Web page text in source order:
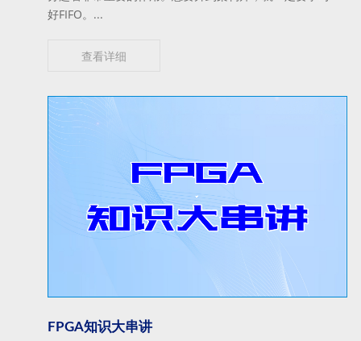
好FIFO。...
查看详细
FPGA知识大串讲